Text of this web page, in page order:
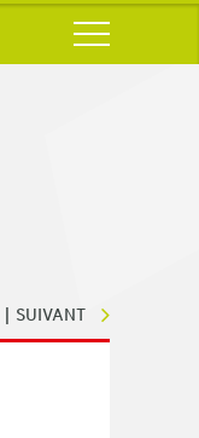
SUIVANT